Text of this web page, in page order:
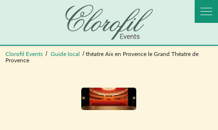
Clorofil Events Guide local théatre Aix en Provence le Grand Théatre de
Provence
Panneau de gestion des cookies